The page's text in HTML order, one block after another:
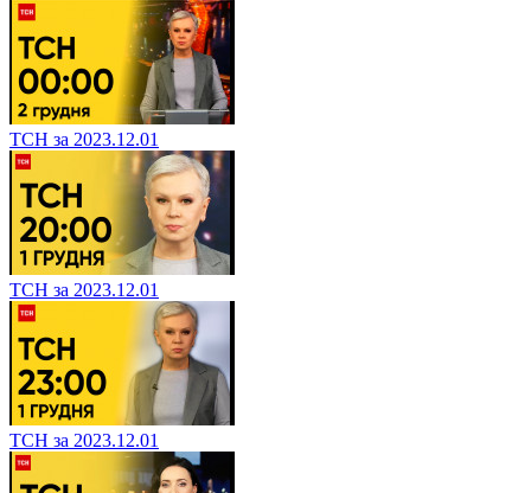
ТСН за 2023.12.01
ТСН за 2023.12.01
ТСН за 2023.12.01